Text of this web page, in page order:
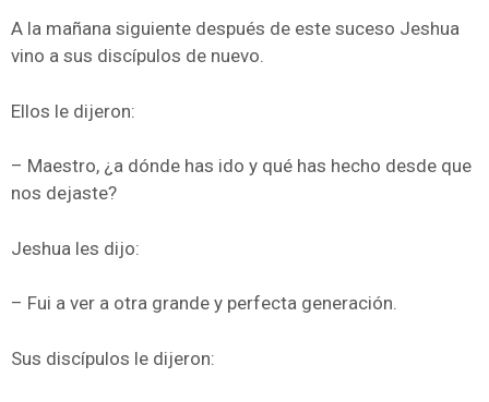
A la mañana siguiente después de este suceso Jeshua
vino a sus discípulos de nuevo.
Ellos le dijeron:
– Maestro, ¿a dónde has ido y qué has hecho desde que
nos dejaste?
Jeshua les dijo:
– Fui a ver a otra grande y perfecta generación.
Sus discípulos le dijeron: